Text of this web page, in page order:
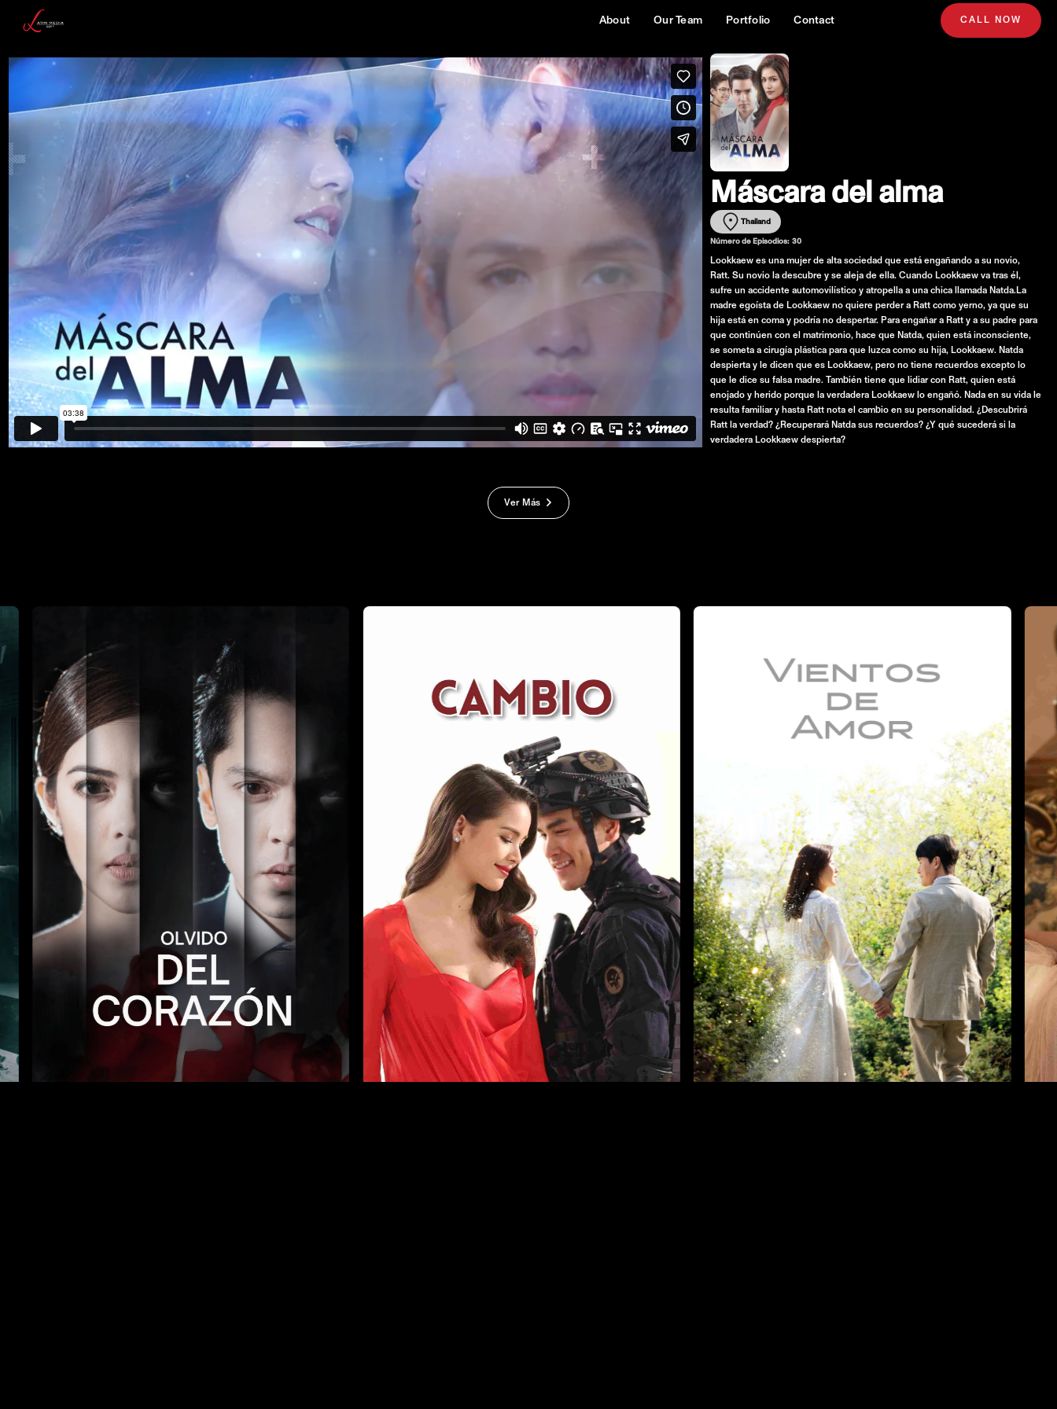
About Our Team Portfolio Contact CALL NOW
Máscara del alma
Thailand
Número de Episodios: 30
Lookkaew es una mujer de alta sociedad que está engañando a su novio,
Ratt. Su novio la descubre y se aleja de ella. Cuando Lookkaew va tras él,
sufre un accidente automovilístico y atropella a una chica llamada Natda.La
madre egoísta de Lookkaew no quiere perder a Ratt como yerno, ya que su
hija está en coma y podría no despertar. Para engañar a Ratt y a su padre para
que continúen con el matrimonio, hace que Natda, quien está inconsciente,
se someta a cirugía plástica para que luzca como su hija, Lookkaew. Natda
despierta y le dicen que es Lookkaew, pero no tiene recuerdos excepto lo
que le dice su falsa madre. También tiene que lidiar con Ratt, quien está
enojado y herido porque la verdadera Lookkaew lo engañó. Nada en su vida le
resulta familiar y hasta Ratt nota el cambio en su personalidad. ¿Descubrirá
Ratt la verdad? ¿Recuperará Natda sus recuerdos? ¿Y qué sucederá si la
verdadera Lookkaew despierta?
Ver Más